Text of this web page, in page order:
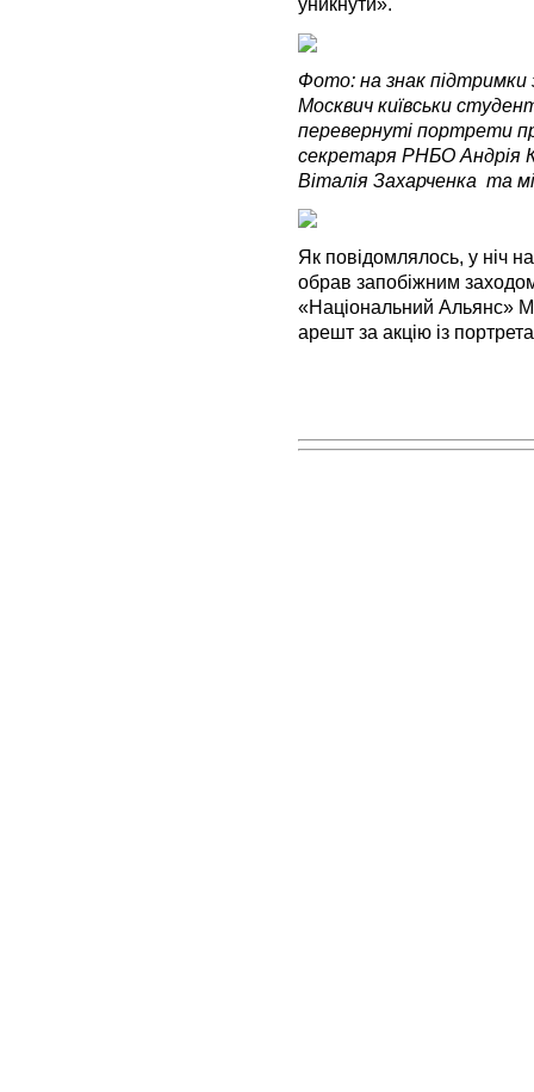
Фото: на знак підтримки
Москвич київськи
перевернуті портрети
секретаря РНБО Андрія
Віталія Захарченка та
Як повідомлялось, у ніч
обрав запобіжним заходом
«Національний Альянс»
арешт за акцію із